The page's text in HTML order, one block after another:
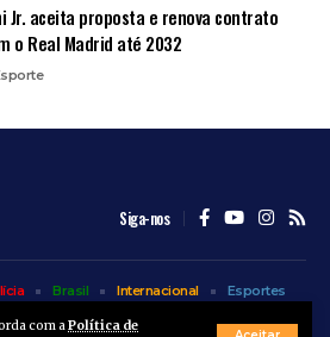
com aPolítica de
Jr. aceita proposta e renova contrato
o Real Madrid até 2032
Siga-nos
Brasil Internacional
Esportes
Entretenimento